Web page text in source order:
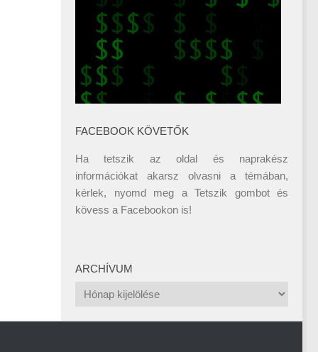
FACEBOOK KÖVETŐK
Ha tetszik az oldal és naprakész
információkat akarsz olvasni a témában,
kérlek, nyomd meg a Tetszik gombot és
kövess a Facebookon is!
ARCHÍVUM
Archívum